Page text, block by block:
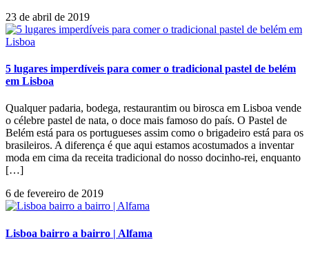
23 de abril de 2019
5 lugares imperdíveis para comer o tradicional pastel de belém
em Lisboa
Qualquer padaria, bodega, restaurantim ou birosca em Lisboa vende
o célebre pastel de nata, o doce mais famoso do país. O Pastel de
Belém está para os portugueses assim como o brigadeiro está para os
brasileiros. A diferença é que aqui estamos acostumados a inventar
moda em cima da receita tradicional do nosso docinho-rei, enquanto
[…]
6 de fevereiro de 2019
Lisboa bairro a bairro | Alfama